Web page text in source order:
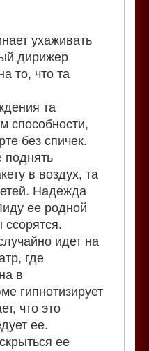
ухаживать
дирижер
то, что та
та
способности,
без спичек.
поднять
в воздух, та
Надежда
ее родной
идет на
где
в
гипнотизирует
что это
ее.
ее